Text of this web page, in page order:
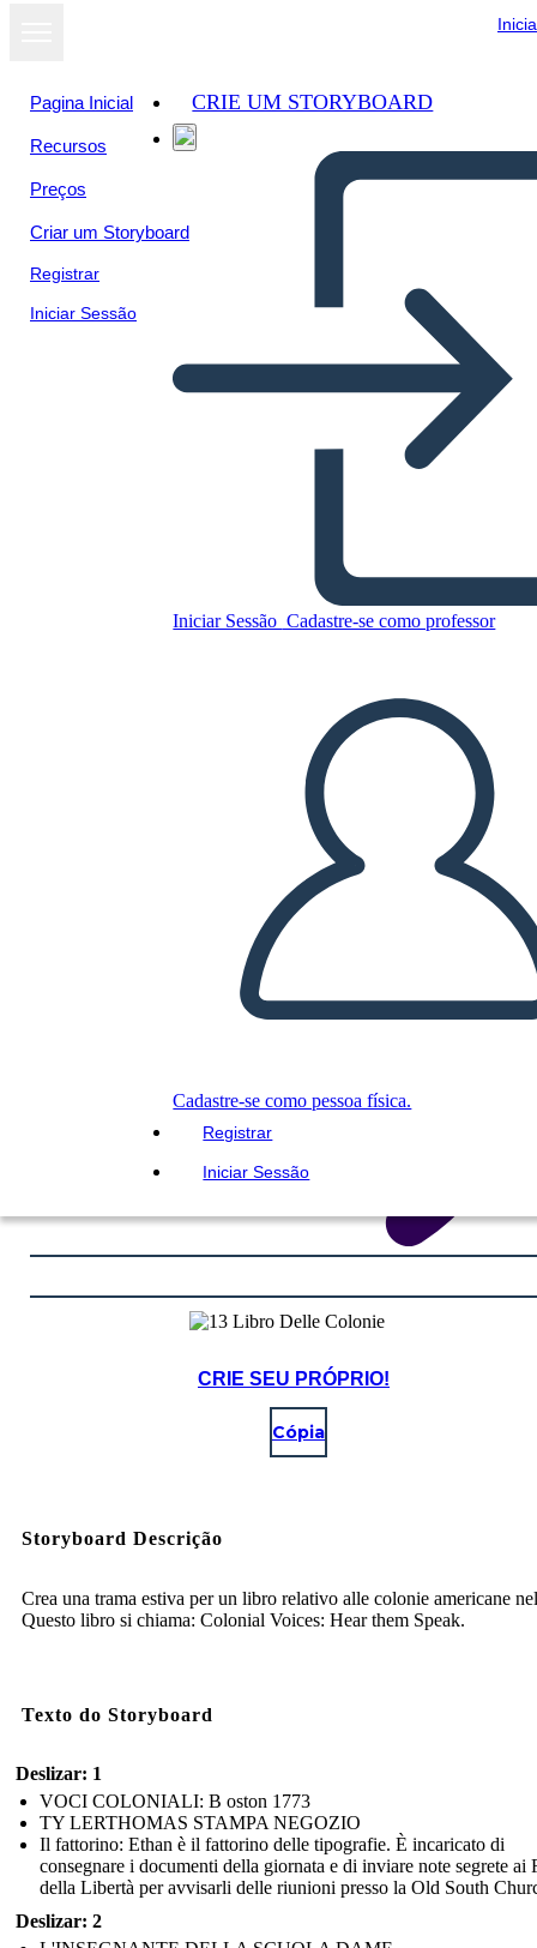
Pagina Inicial
Recursos
Preços
Criar um Storyboard
Registrar
Iniciar Sessão
CRIE UM STORYBOARD
Iniciar Sessão Cadastre-se como professor
Cadastre-se como pessoa física.
Registrar
Iniciar Sessão
Copie este storyboard
REPRODUZIR APRESENTAÇÃO DE SLIDES
LEIA PRA MIM
CRIE SEU PRÓPRIO!
Cópia
Storyboard Descrição
Crea una trama estiva per un libro relativo alle colonie americane
Questo libro si chiama: Colonial Voices: Hear them Speak.
Texto do Storyboard
Deslizar: 1
VOCI COLONIALI: B oston 1773
TY LERTHOMAS STAMPA NEGOZIO
Il fattorino: Ethan è il fattorino delle tipografie. È incaricato di
consegnare i documenti della giornata e di inviare note segrete ai
della Libertà per avvisarli delle riunioni presso la Old South
Deslizar: 2